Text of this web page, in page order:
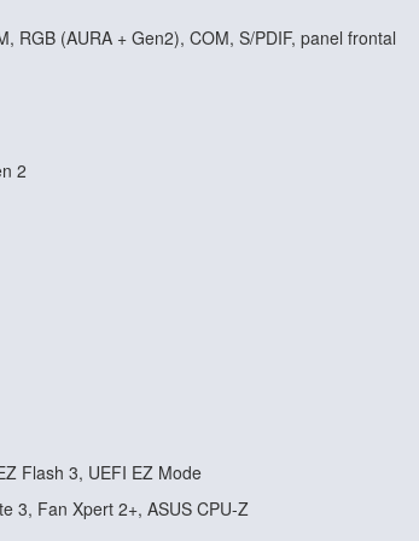
RGB (AURA + Gen2), COM, S/PDIF, panel frontal
2
Flash 3, UEFI EZ Mode
3, Fan Xpert 2+, ASUS CPU-Z